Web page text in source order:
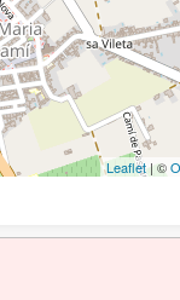
Leaflet| ©